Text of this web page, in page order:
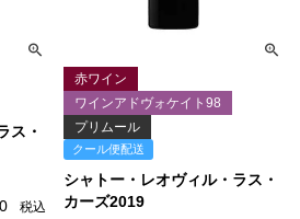
ス・
税込
シャトー・レオヴィル・ラス・
カーズ2019
赤ワイン
ワインアドヴォケイト98
プリムール
クール便配送